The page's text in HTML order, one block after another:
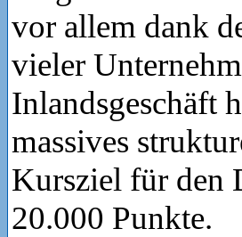
vor allem dank
vieler
Inlandsgeschäft
massives
Kursziel für den
20.000 Punkte.